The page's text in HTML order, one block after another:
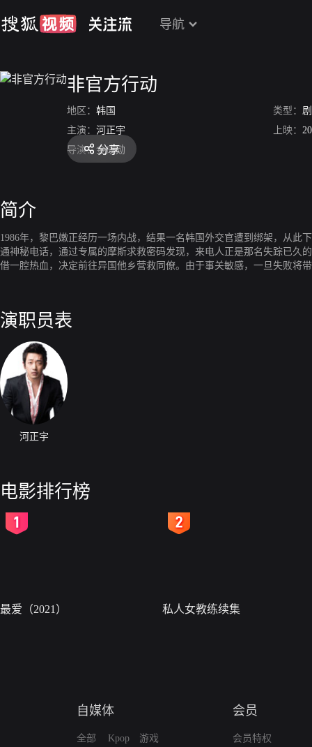
导航
非官方行动
地区： 韩国 类型：
主演： 河正宇 上映：
导演： 金成勋
分享
简介
1986年，黎巴嫩正经历一场内战，结果一名韩国外交官遭到绑架，从
通神秘电话，通过专属的摩斯求救密码发现，来电人正是那名失踪已久
借一腔热血，决定前往异国他乡营救同僚。由于事关敏感，一旦失败将
演职员表
河正宇
电影排行榜
最爱（2021） 私人女教练续集
自媒体
全部
Kpop
游戏
会员
会员特权